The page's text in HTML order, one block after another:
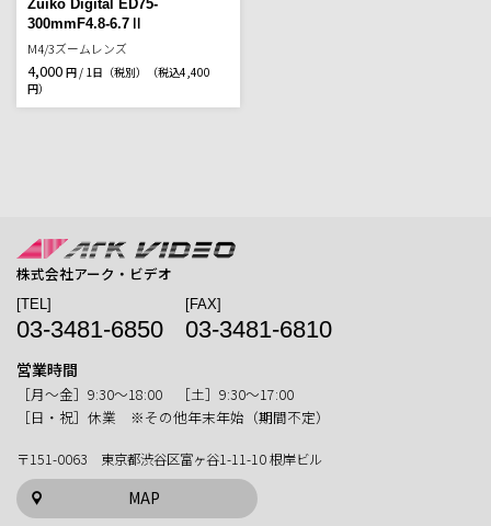
Zuiko Digital ED75-
300mmF4.8-6.7Ⅱ
M4/3ズームレンズ
4,000 円 / 1日（税別）
（税込4,400
円）
株式会社アーク・ビデオ
[TEL]
03-3481-6850
[FAX]
03-3481-6810
営業時間
［月〜金］9:30〜18:00 ［土］9:30〜17:00
［日・祝］休業 ※その他年末年始（期間不定）
〒151-0063 東京都渋谷区富ヶ谷1-11-10 根岸ビル
MAP